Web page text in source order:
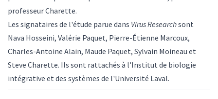
professeur Charette.
Les signataires de l'étude parue dans Virus Researchsont
Nava Hosseini, Valérie Paquet, Pierre-Étienne Marcoux,
Charles-Antoine Alain, Maude Paquet, Sylvain Moineau et
Steve Charette. Ils sont rattachés à l'Institut de biologie
intégrative et des systèmes de l'Université Laval.